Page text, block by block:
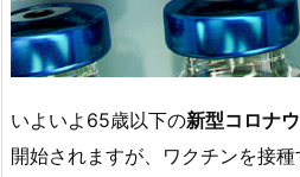
いよいよ65歳以下の新型コロナ
開始されますが、ワクチンを接